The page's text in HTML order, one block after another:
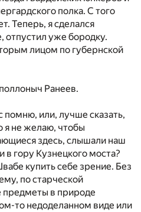
полка. С того
Теперь, я сделался
отпустил уже бородку.
лицом по губернской
Ранеев.
помню, или, лучше сказать,
я не желаю, чтобы
здесь, слышали наш
в гору Кузнецкого моста?
купить себе зрение. Без
по старческой
предметы в природе
то недоделанном виде или